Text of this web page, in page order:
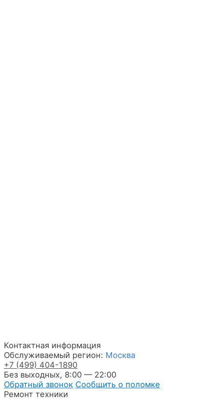
Контактная информация
Обслуживаемый регион: Москва
+7 (499) 404-1890
Без выходных, 8:00 — 22:00
Обратный звонок Сообщить о поломке
Ремонт техники